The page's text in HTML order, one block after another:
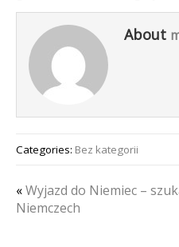
About
Categories: Bez kategorii
«Wyjazd do Niemiec –
Niemczech